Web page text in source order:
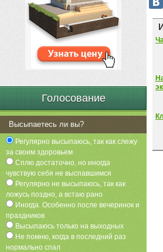
Голосование
Высыпаетесь ли вы?
Регулярно высыпаюсь, так как слежу
за своим здоровьем
Сплю достаточно, но иногда
чувствую себя не выспавшимся
Регулярно не высыпаюсь, так как
ложусь поздно, а встаю рано
Иногда. Особенно после вечеринок и
праздников
Высыпаюсь только на выходных
Не помню, когда в последний раз
нормально спал